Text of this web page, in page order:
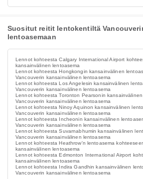
Suositut reitit lentokentiltä
lentoasemaan
Lennot kohteesta Calgary International Airport
kansainvälinen lentoasema
Lennot kohteesta Hongkongin kansainvälinen
Vancouverin kansainvälinen lentoasema
Lennot kohteesta Los Angelesin kansainvälinen
Vancouverin kansainvälinen lentoasema
Lennot kohteesta Toronton Pearsonin
Vancouverin kansainvälinen lentoasema
Lennot kohteesta Ninoy Aquinon kansainvälinen
Vancouverin kansainvälinen lentoasema
Lennot kohteesta Incheonin kansainvälinen
Vancouverin kansainvälinen lentoasema
Lennot kohteesta Suvarnabhumin kansainvälinen
Vancouverin kansainvälinen lentoasema
Lennot kohteesta Heathrow'n lentoasema
kansainvälinen lentoasema
Lennot kohteesta Edmonton International Airport
kansainvälinen lentoasema
Lennot kohteesta Indira Gandhin kansainvälinen
Vancouverin kansainvälinen lentoasema